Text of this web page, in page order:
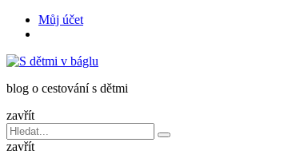
HledatMůj účet
v
blog o cestování s dětmi
zavřít
Vyhledávání
pro:
Hledat
zavřít